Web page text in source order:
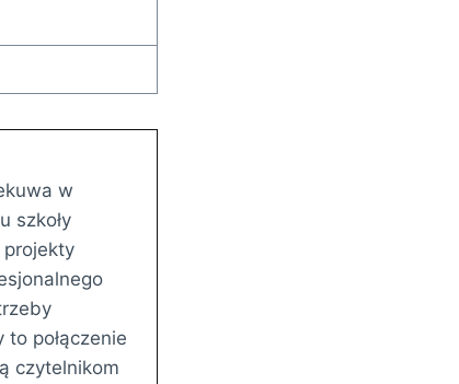
w
szkoły
projekty
połączenie
czytelnikom